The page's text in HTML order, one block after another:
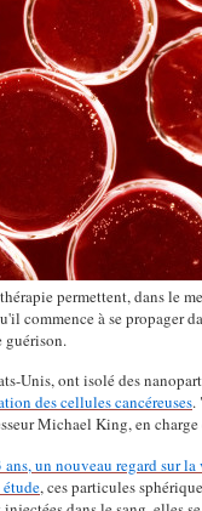
permettent, dans le
commence à se propager
guérison.
Unis, ont isolé des
des cellules cancéreuses.
Michael King, en
un nouveau regard sur la
, ces particules